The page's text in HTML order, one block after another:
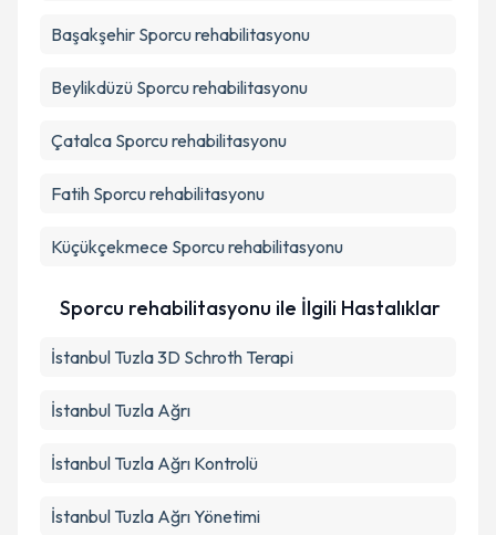
Başakşehir Sporcu rehabilitasyonu
Beylikdüzü Sporcu rehabilitasyonu
Çatalca Sporcu rehabilitasyonu
Fatih Sporcu rehabilitasyonu
Küçükçekmece Sporcu rehabilitasyonu
Sporcu rehabilitasyonu ile İlgili Hastalıklar
İstanbul Tuzla 3D Schroth Terapi
İstanbul Tuzla Ağrı
İstanbul Tuzla Ağrı Kontrolü
İstanbul Tuzla Ağrı Yönetimi